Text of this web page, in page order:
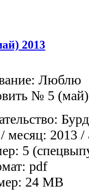
2013
Люблю
№ 5
месяц: 2013 /
5
pdf
24 MB